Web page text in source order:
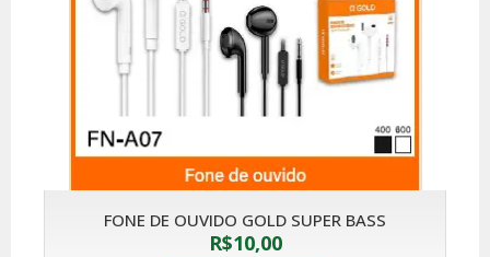
FONE DE OUVIDO GOLD SUPER BASS
R$10,00